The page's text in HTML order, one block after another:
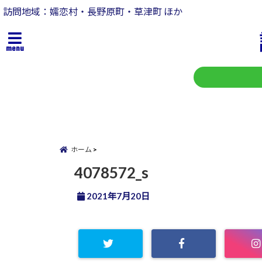
訪問地域：嬬恋村・長野原町・草津町 ほか
menu
ホーム
4078572_s
2021年7月20日